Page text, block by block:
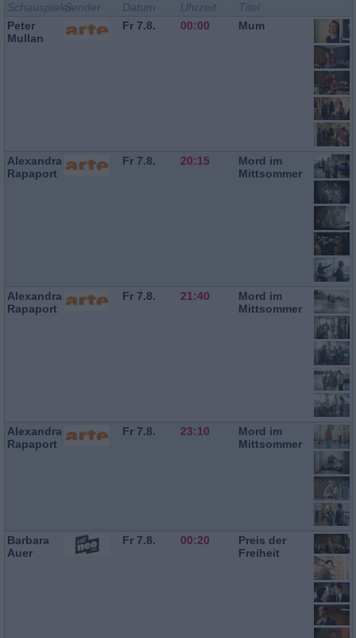
SchauspielerSender Datum Uhrzeit
Titel
Peter
Mullan
Fr 7.8. 00:00 Mum
Alexandra
Rapaport
Fr 7.8. 20:15
Mord im
Mittsommer
Alexandra
Rapaport
Fr 7.8. 21:40
Mord im
Mittsommer
Alexandra
Rapaport
Fr 7.8. 23:10
Mord im
Mittsommer
Barbara
Auer
Fr 7.8. 00:20
Preis der
Freiheit